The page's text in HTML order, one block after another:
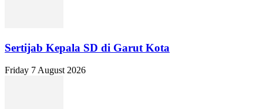
Sertijab Kepala SD di Garut Kota
Friday 7 August 2026